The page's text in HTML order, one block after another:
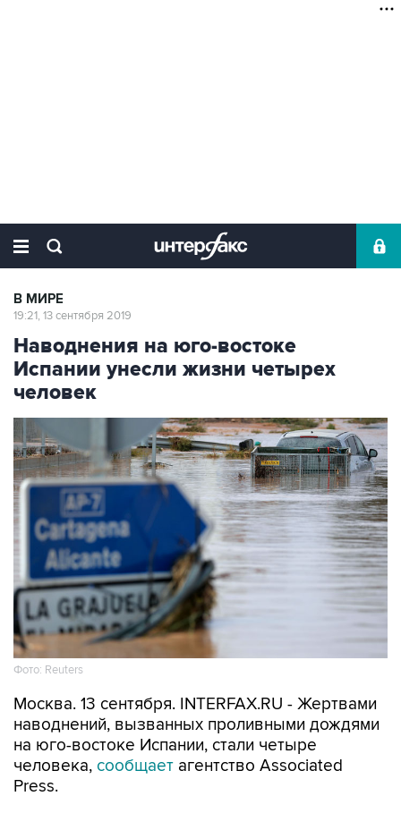
В МИРЕ
19:21, 13 сентября 2019
Наводнения на юго-востоке
Испании унесли жизни четырех
человек
Фото: Reuters
Москва. 13 сентября. INTERFAX.RU - Жертвами
наводнений, вызванных проливными дождями
на юго-востоке Испании, стали четыре
человека, сообщает агентство Associated
Press.